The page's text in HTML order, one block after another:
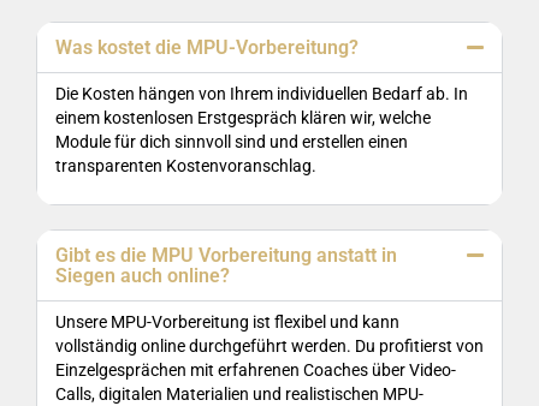
Was kostet die MPU-Vorbereitung?
Die Kosten hängen von Ihrem individuellen Bedarf ab. In
einem kostenlosen Erstgespräch klären wir, welche
Module für dich sinnvoll sind und erstellen einen
transparenten Kostenvoranschlag.
Gibt es die MPU Vorbereitung anstatt in
Siegen auch online?
Unsere MPU-Vorbereitung ist flexibel und kann
vollständig online durchgeführt werden. Du profitierst von
Einzelgesprächen mit erfahrenen Coaches über Video-
Calls, digitalen Materialien und realistischen MPU-